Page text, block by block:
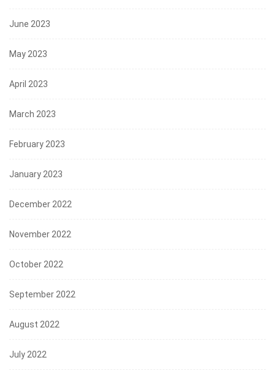
June 2023
May 2023
April 2023
March 2023
February 2023
January 2023
December 2022
November 2022
October 2022
September 2022
August 2022
July 2022